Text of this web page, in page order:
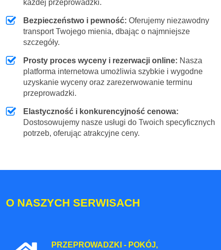
każdej przeprowadzki.
Bezpieczeństwo i pewność: Oferujemy niezawodny
transport Twojego mienia, dbając o najmniejsze
szczegóły.
Prosty proces wyceny i rezerwacji online: Nasza
platforma internetowa umożliwia szybkie i wygodne
uzyskanie wyceny oraz zarezerwowanie terminu
przeprowadzki.
Elastyczność i konkurencyjność cenowa:
Dostosowujemy nasze usługi do Twoich specyficznych
potrzeb, oferując atrakcyjne ceny.
O NASZYCH SERWISACH
PRZEPROWADZKI - POKÓJ,